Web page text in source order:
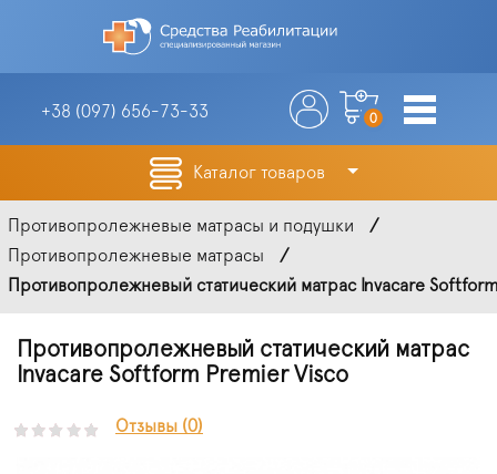
+38 (097) 656-73-33 0
Каталог товаров
Противопролежневые матрасы и подушки
Противопролежневые матрасы
Противопролежневый статический матрас Invacare
Противопролежневый статический матрас
Invacare Softform Premier Visco
Отзывы (0)